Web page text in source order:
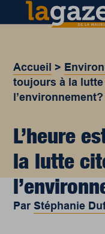
Accueil >
toujours à la
l’environnement?
L’heure
la lutte
ParStéphanie